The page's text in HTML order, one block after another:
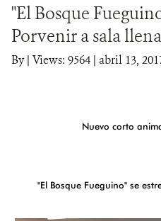
"El Bosque
Porvenir a sala
By| Views: 9564 | abril 13,
Nuevo corto
"El Bosque Fueguino" se